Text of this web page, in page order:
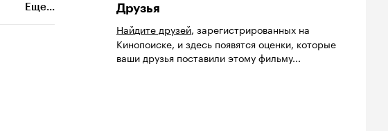
Еще...
Друзья
Найдите друзей, зарегистрированных на
Кинопоиске, и здесь появятся оценки, которые
ваши друзья поставили этому фильму...